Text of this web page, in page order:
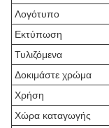
Λογότυπο
Εκτύπωση
Τυλιζόμενα
Δοκιμάστε χρώμα
Χρήση
Χώρα καταγωγής